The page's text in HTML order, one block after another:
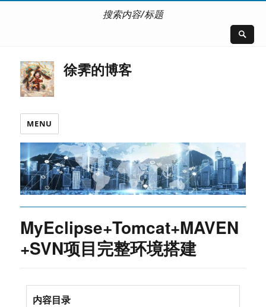
搜索内容/标题
徐霁的博客
MENU
MyEclipse+Tomcat+MAVEN
+SVN项目完整环境搭建
内容目录